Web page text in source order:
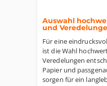
Auswahl
und
Für eine
ist die Wahl
Veredelungen
Papier und
sorgen für ein